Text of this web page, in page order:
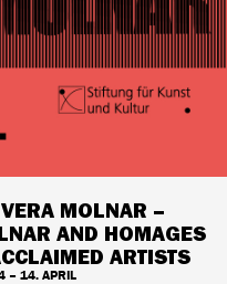
MOLNAR –
AND HOMAGES
ARTISTS
– 14. APRIL